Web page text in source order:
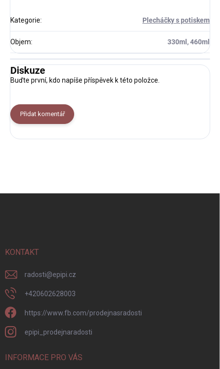
Kategorie: Plecháčky s potiskem
Objem: 330ml, 460ml
Diskuze
Buďte první, kdo napíše příspěvek k této položce.
Přidat komentář
KONTAKT
radosti@epipi.cz
+420602628003
https://www.fb.com/prodejnasradosti
epipi_prodejnaradosti
INFORMACE PRO VÁS